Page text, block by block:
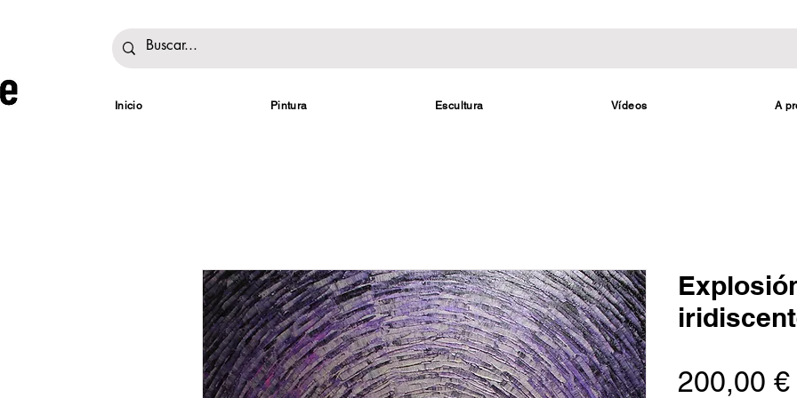
Inicio Pintura Escultura Vídeos A
200,00 €